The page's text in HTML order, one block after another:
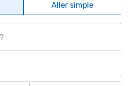
Aller simple